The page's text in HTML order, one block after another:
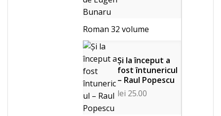
Roman 32 volume
Și la început a
fost întunericul
– Raul Popescu
lei 25.00